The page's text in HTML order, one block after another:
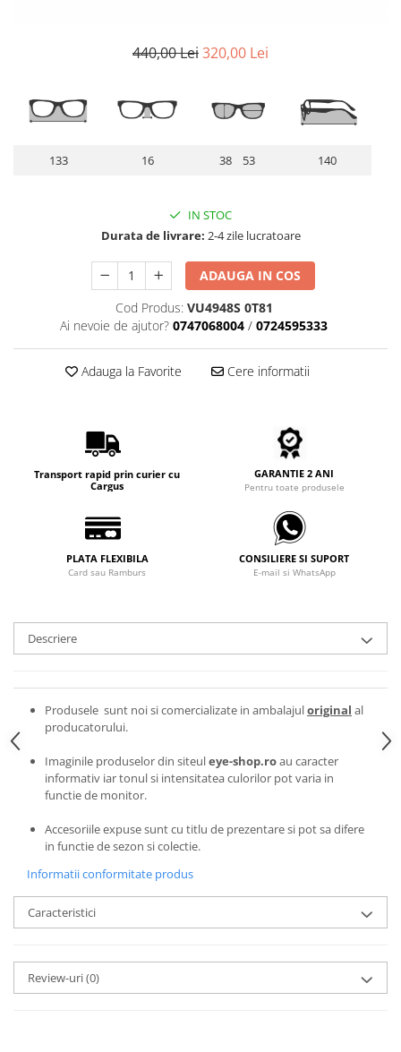
Lentile 1.74
Lentile 1.76 AS
Lentile cu Antireflex
Lentile Bifocale
Lentile Prismatice ( Pentru
Lentile destinate Conducatorilor
Auto
ESSILOR Stellest
Browline
Dreptunghiulari
Metal ( Aluminum )
Metal + Plastic
Titan + Aur
Ana Hickmann
Blumarine
Carolina Herrera
Converse
Cubista
Diesel
Dunhill
Escada
Gucci
Guess
Hackett London
J.F.Rey
Jaguar
440,00 Lei320,00 Lei
133 16 38 53 140
IN STOC
Durata de livrare: 2-4 zile lucratoare
ADAUGA IN COS
Cod Produs: VU4948S 0T81
Ai nevoie de ajutor? 0747068004 / 0724595333
Adauga la Favorite Cere informatii
Transport rapid prin curier cu
Cargus
GARANTIE 2 ANI
Pentru toate produsele
PLATA FLEXIBILA
Card sau Ramburs
CONSILIERE SI SUPORT
E-mail si WhatsApp
Descriere
Produsele sunt noi si comercializate in ambalajuloriginal al
producatorului.
Imaginile produselor din siteuleye-shop.roau caracter
informativ iar tonul si intensitatea culorilor pot varia in
functie de monitor.
Accesoriile expuse sunt cu titlu de prezentare si pot sa difere
in functie de sezon si colectie.
Informatii conformitate produs
Caracteristici
Review-uri(0)